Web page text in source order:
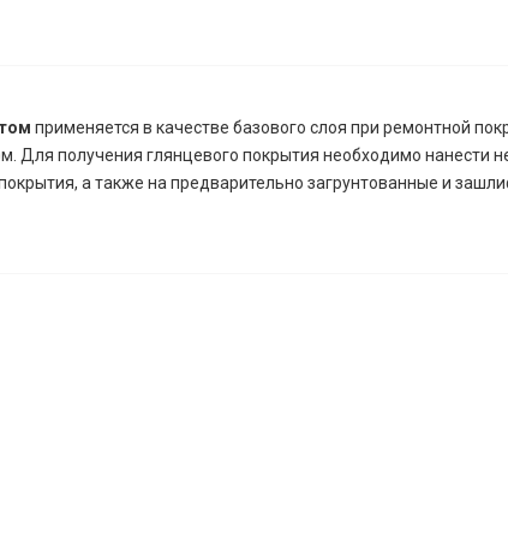
применяется в качестве базового слоя при ремонтной
Для получения глянцевого покрытия необходимо нанести
а также на предварительно загрунтованные и